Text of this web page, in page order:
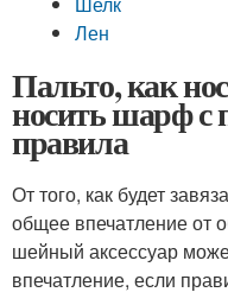
Лен
Пальто, как
носить шарф с
правила
От того, как будет
общее впечатление от
шейный аксессуар
впечатление, если